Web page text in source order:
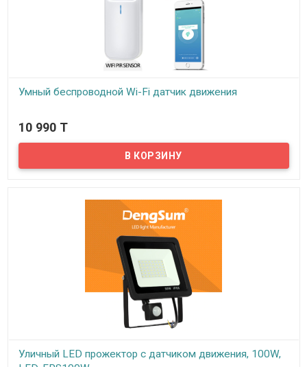
Умный беспроводной Wi-Fi датчик движения
настраивается. С помощью подключения его к сети Wi-Fi и
синхронизации с мобильным приложением «Smart Life/Tuya»,
где бы он не находился.
10 990 T
Уличный LED прожектор с датчиком движения, 100W,